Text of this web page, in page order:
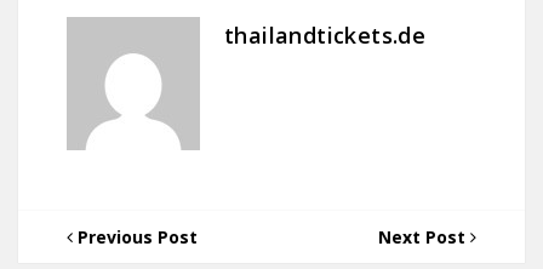
thailandtickets.de
Previous Post Next Post